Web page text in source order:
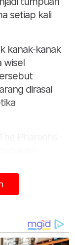
setiap kali
kanak-kanak
wisel
dirasai
tersebut
tersebut.
erat